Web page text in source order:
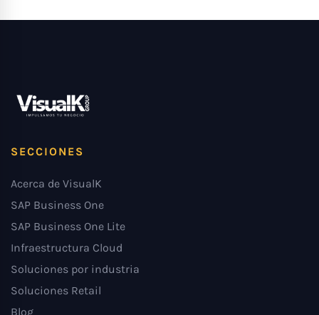
SECCIONES
Acerca de VisualK
SAP Business One
SAP Business One Lite
Infraestructura Cloud
Soluciones por industria
Soluciones Retail
Blog